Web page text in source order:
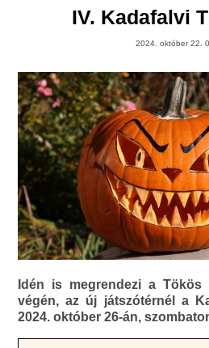
IV. Kadafalvi
2024. október 22.
Idén is megrendezi a
végén, az új játszótérnél a
2024. október 26-án,